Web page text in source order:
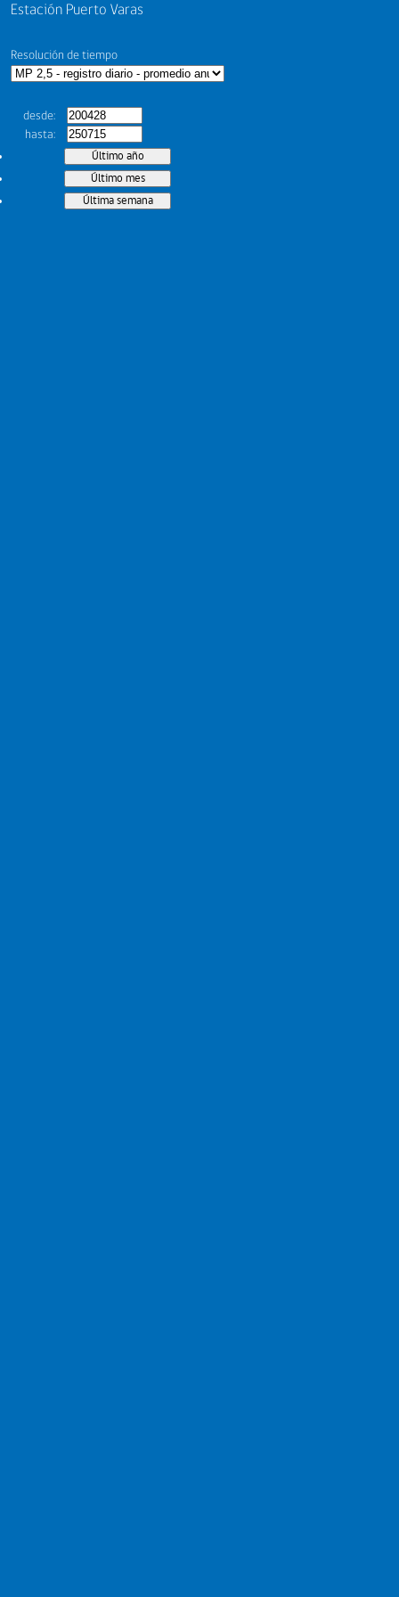
Estación Puerto Varas
Resolución de tiempo
desde
hasta